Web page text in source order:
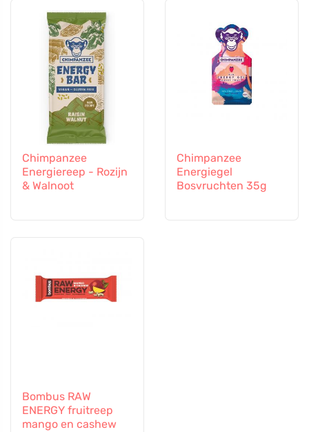
Chimpanzee
Energiereep - Rozijn
& Walnoot
Chimpanzee
Energiegel
Bosvruchten 35g
Bombus RAW
ENERGY fruitreep
mango en cashew